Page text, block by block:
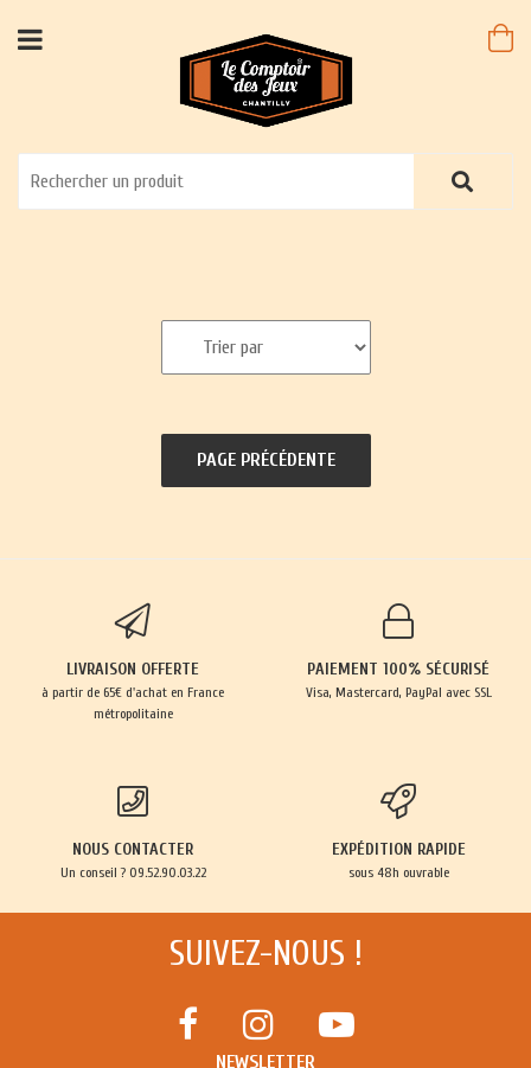
LIVRAISON OFFERTE
à partir de 65€ d'achat en France
métropolitaine
PAIEMENT 100% SÉCURISÉ
Visa, Mastercard, PayPal avec SSL
NOUS CONTACTER
Un conseil ? 09.52.90.03.22
EXPÉDITION RAPIDE
sous 48h ouvrable
SUIVEZ-NOUS !
NEWSLETTER